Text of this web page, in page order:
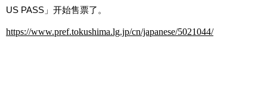
US PASS」开始售票了。
https://www.pref.tokushima.lg.jp/cn/japanese/5021044/